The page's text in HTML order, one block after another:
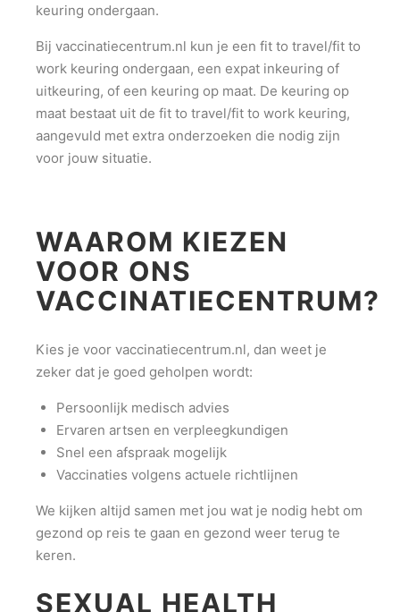
keuring ondergaan.
Bij vaccinatiecentrum.nl kun je een fit to travel/fit to
work keuring ondergaan, een expat inkeuring of
uitkeuring, of een keuring op maat. De keuring op
maat bestaat uit de fit to travel/fit to work keuring,
aangevuld met extra onderzoeken die nodig zijn
voor jouw situatie.
WAAROM KIEZEN
VOOR ONS
VACCINATIECENTRUM?
Kies je voor vaccinatiecentrum.nl, dan weet je
zeker dat je goed geholpen wordt:
Persoonlijk medisch advies
Ervaren artsen en verpleegkundigen
Snel een afspraak mogelijk
Vaccinaties volgens actuele richtlijnen
We kijken altijd samen met jou wat je nodig hebt om
gezond op reis te gaan en gezond weer terug te
keren.
SEXUAL HEALTH